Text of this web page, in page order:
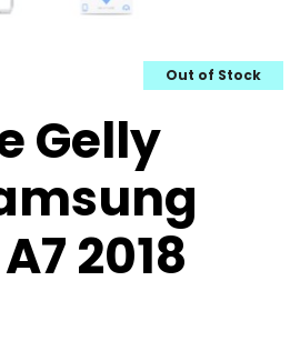
Out of Stock
Gelly
2018